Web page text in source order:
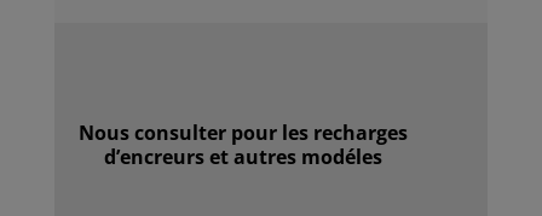
Nous consulter pour les recharges
d’encreurset autres modéles